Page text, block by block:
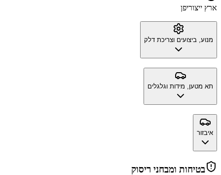
ארץ ייצוריפן
מנוע, ביצועים וצריכת דלק
תא מטען, מידות וגלגלים
איבזור
בטיחות ומבחני ריסוק